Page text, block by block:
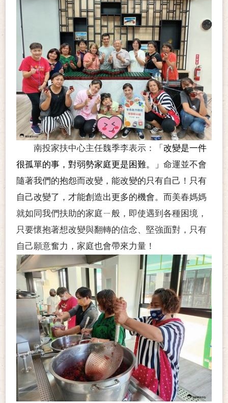
南投家扶中心主任魏季李表示： 「改變是一件
很孤單的事，對弱勢家庭更是困難。
」命運並不會
隨著我們的抱怨而改變，能改變的只有自己！只有
自己改變了，才能創造出更多的機會。而美春媽媽
就如同我們扶助的家庭ㄧ般，即使遇到各種困境，
只要懷抱著想改變與翻轉的信念、堅強面對，只有
自己願意奮力，家庭也會帶來力量！